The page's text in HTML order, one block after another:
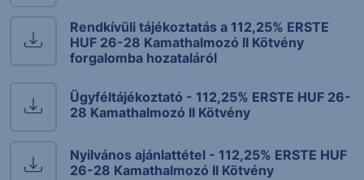
Rendkívüli tájékoztatás a 112,25% ERSTE
HUF 26-28 Kamathalmozó II Kötvény
forgalomba hozataláról
Ügyféltájékoztató - 112,25% ERSTE HUF 26-
28 Kamathalmozó II Kötvény
Nyilvános ajánlattétel - 112,25% ERSTE HUF
26-28 Kamathalmozó II Kötvény